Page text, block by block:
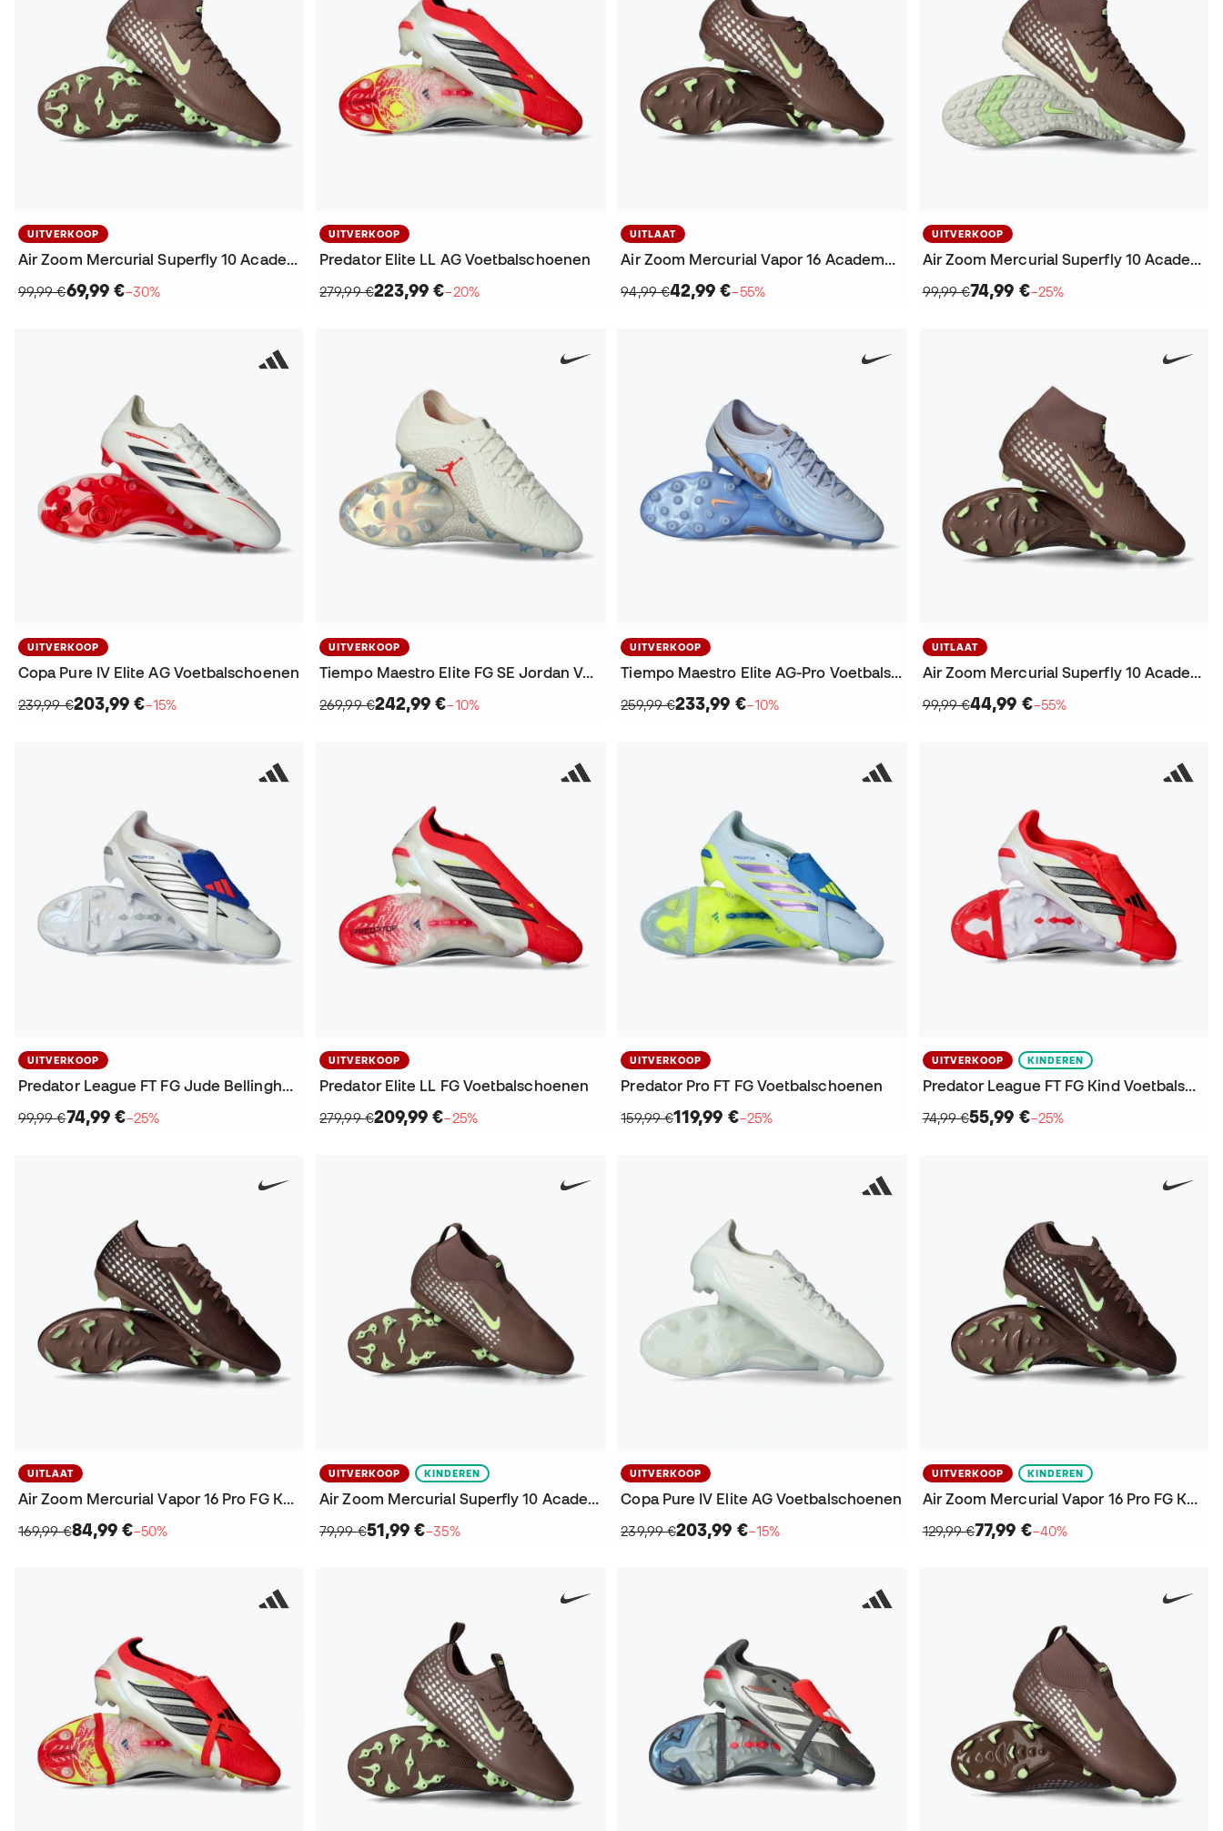
UITVERKOOP
Air Zoom Mercurial Superfly 10 Academy AG KM Voetbalschoenen
99,99 €69,99 €−30%
UITVERKOOP
Predator Elite LL AG Voetbalschoenen
279,99 €223,99 €−20%
UITLAAT
Air Zoom Mercurial Vapor 16 Academy FG/MG KM Voetbalschoenen
94,99 €42,99 €−55%
UITVERKOOP
Air Zoom Mercurial Superfly 10 Academy Turf KM Voetbalschoenen
99,99 €74,99 €−25%
UITVERKOOP
Copa Pure IV Elite AG Voetbalschoenen
239,99 €203,99 €−15%
UITVERKOOP
Tiempo Maestro Elite FG SE Jordan Voetbalschoenen
269,99 €242,99 €−10%
UITVERKOOP
Tiempo Maestro Elite AG-Pro Voetbalschoenen
259,99 €233,99 €−10%
UITLAAT
Air Zoom Mercurial Superfly 10 Academy FG/MG KM Voetbalschoenen
99,99 €44,99 €−55%
UITVERKOOP
Predator League FT FG Jude Bellingham Voetbalschoenen
99,99 €74,99 €−25%
UITVERKOOP
Predator Elite LL FG Voetbalschoenen
279,99 €209,99 €−25%
UITVERKOOP
Predator Pro FT FG Voetbalschoenen
159,99 €119,99 €−25%
UITVERKOOP KINDEREN
Predator League FT FG Kind Voetbalschoenen
74,99 €55,99 €−25%
UITLAAT
Air Zoom Mercurial Vapor 16 Pro FG KM Voetbalschoenen
169,99 €84,99 €−50%
UITVERKOOP KINDEREN
Air Zoom Mercurial Superfly 10 Academy AG KM Kind Voetbalschoenen
79,99 €51,99 €−35%
UITVERKOOP
Copa Pure IV Elite AG Voetbalschoenen
239,99 €203,99 €−15%
UITVERKOOP KINDEREN
Air Zoom Mercurial Vapor 16 Pro FG KM Kind Voetbalschoenen
129,99 €77,99 €−40%